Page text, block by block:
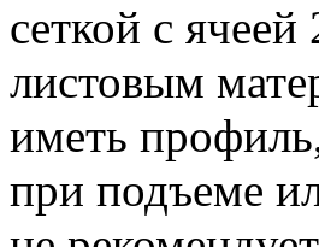
сеткой с
листовым
иметь
при подъеме